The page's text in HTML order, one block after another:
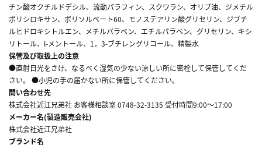
チン酸オクチルドデシル、流動パラフィン、スクワラン、オリブ油、ジメチル
ポリシロキサン、ポリソルベート60、モノステアリン酸グリセリン、ジブチ
ルヒドロキシトルエン、メチルパラベン、エチルパラベン、グリセリン、キシ
リトール、l-メントール、1，3-ブチレングリコール、精製水
保管及び取扱上の注意
●直射日光をさけ、なるべく湿気の少ない涼しい所に密栓して保管してくだ
さい。 ●小児の手の届かない所に保管してください。
問い合わせ先
株式会社近江兄弟社 お客様相談室 0748-32-3135 受付時間9:00～17:00
メーカー名(製造販売会社)
株式会社近江兄弟社
ブランド名